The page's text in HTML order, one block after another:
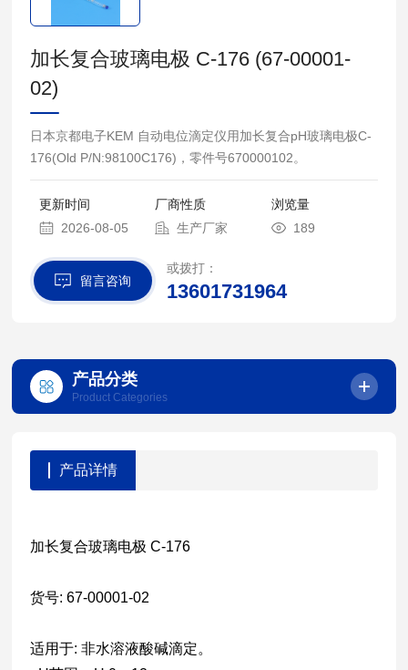
加长复合玻璃电极 C-176 (67-00001-
02)
日本京都电子KEM 自动电位滴定仪用加长复合pH玻璃电极C-
176(Old P/N:98100C176)，零件号670000102。
更新时间
2026-08-05
厂商性质
生产厂家
浏览量
189
留言咨询
或拨打：
13601731964
产品分类
Product Categories
产品详情
加长复合玻璃电极 C-176
货号: 67-00001-02
适用于: 非水溶液酸碱滴定。